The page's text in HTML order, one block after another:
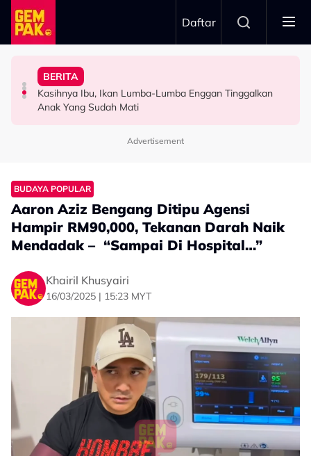
Skip to main content
Daftar
HIBURAN
Bawa Anak Ke Klinik, Syasya Rizal Terkejut Dikenali
Doktor
HIBURAN
“Dah Boleh Dapat Job Bersama Lepas Ini” – Abby Abadi
Doa Terbaik Buat Marissa, Munir
BERITA
Kasihnya Ibu, Ikan Lumba-Lumba Enggan Tinggalkan
Anak Yang Sudah Mati
ANTARABANGSA
Pengantin Penat Sampai Tertidur Atas Pelamin
Advertisement
BUDAYA POPULAR
Aaron Aziz Bengang Ditipu Agensi
Hampir RM90,000, Tekanan Darah Naik
Mendadak – “Sampai Di Hospital…”
Khairil Khusyairi
16/03/2025 | 15:23 MYT